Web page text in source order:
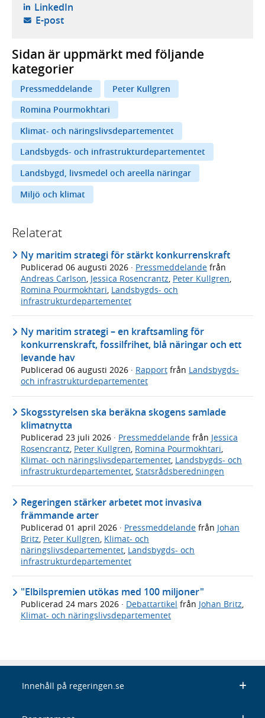
LinkedIn- öppnas i ny flik, extern webbplats,
E-post- öppnar din e-postklient,
Sidan är uppmärkt med följande
kategorier
Pressmeddelande
Peter Kullgren
Romina Pourmokhtari
Klimat- och näringslivsdepartementet
Landsbygds- och infrastrukturdepartementet
Landsbygd, livsmedel och areella näringar
Miljö och klimat
Relaterat
Ny maritim strategi för stärkt konkurrenskraft
Publicerad 06 augusti 2026 · Pressmeddelande från
Andreas Carlson Jessica Rosencrantz Peter Kullgren
Romina Pourmokhtari Landsbygds- och
infrastrukturdepartementet
Ny maritim strategi – en kraftsamling för
konkurrenskraft, fossilfrihet, blå näringar och ett
levande hav
Publicerad 06 augusti 2026 · Rapport från Landsbygds-
och infrastrukturdepartementet
Skogsstyrelsen ska beräkna skogens samlade
klimatnytta
Publicerad 23 juli 2026 · Pressmeddelande från Jessica
Rosencrantz, Peter Kullgren, Romina Pourmokhtari,
Klimat- och näringslivsdepartementet, Landsbygds- och
infrastrukturdepartementet, Statsrådsberedningen
Regeringen stärker arbetet mot invasiva
främmande arter
Publicerad 01 april 2026 · Pressmeddelande från Johan
Britz Peter Kullgren Klimat- och
näringslivsdepartementet Landsbygds- och
infrastrukturdepartementet
"Elbilspremien utökas med 100 miljoner"
Publicerad 24 mars 2026 · Debattartikel från Johan Britz,
Klimat- och näringslivsdepartementet
Innehåll på regeringen.se